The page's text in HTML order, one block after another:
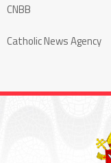
CNBB
Catholic News Agency